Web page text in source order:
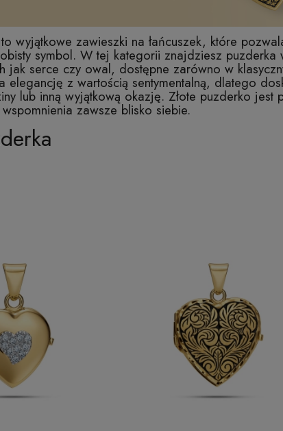
wyjątkowe zawieszki na łańcuszek, które
symbol. W tej kategorii znajdziesz
jak serce czy owal, dostępne zarówno w
elegancję z wartością sentymentalną, dlatego
lub inną wyjątkową okazję. Złote puzderko
zawsze blisko siebie.